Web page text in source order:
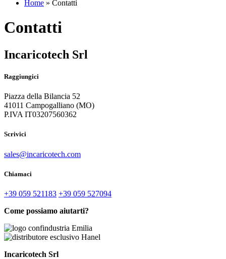
Home » Contatti
Contatti
Incaricotech Srl
Raggiungici
Piazza della Bilancia 52
41011 Campogalliano (MO)
P.IVA IT03207560362
Scrivici
sales@incaricotech.com
Chiamaci
+39 059 521183 +39 059 527094
Come possiamo aiutarti?
Incaricotech Srl